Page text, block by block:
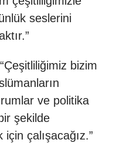
seslerini
bizim
ve politika
şekilde
çalışacağız.”